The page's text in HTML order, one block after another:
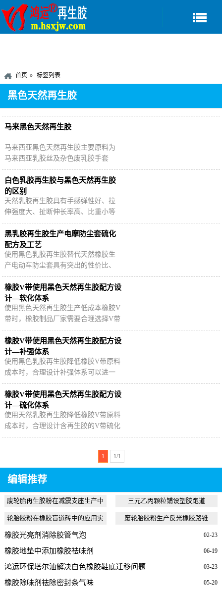
首页 标签列表
黑色天然再生胶
马来黑色天然再生胶
马来西亚黑色天然再生胶主要原料为
马来西亚乳胶丝及杂色废乳胶手套
等，具有高强力、国标无味道、手感
弹性好、扯断伸长率高等特点，在生
产黑色橡胶制品…
白色乳胶再生胶与黑色天然再生胶
的区别
天然乳胶再生胶具有手感弹性好、拉
伸强度大、扯断伸长率高、比重小等
特点，可全部或部分替代天然橡胶生
产制品，市面上的乳胶再生胶以白色
和黑色为主，…
黑乳胶再生胶生产电摩防尘套硫化
配方及工艺
使用黑色乳胶再生胶替代天然橡胶生
产电动车防尘套具有突出的性价比、
环保性和可持续性等优势。通过合理
的硫化配方和炼胶工艺，可以生产出
符合要求的电…
橡胶V带使用黑色天然再生胶配方设
计—软化体系
使用黑色天然再生胶生产低成本橡胶V
带时，橡胶制品厂家需要合理选择V带
各胶层软化体系，协调胶料可塑性、
流动性、黏合性和成品硬度等指标。
橡胶V带使用黑色天然再生胶配方设
计—补强体系
使用黑色乳胶再生胶降低橡胶V带原料
成本时，合理设计补强体系可以进一
步提高橡胶V带物理机械性能，延长制
品使用寿命，那么具体哪些补强剂更
合适？
橡胶V带使用黑色天然再生胶配方设
计—硫化体系
使用天然乳胶再生胶降低橡胶V带原料
成本时，合理设计含再生胶的V带硫化
体系可以进一步改善V带各胶层的加工
1 1/1
编辑推荐
废轮胎再生胶粉在减震支座生产中
的应用
三元乙丙颗粒铺设塑胶跑道
轮胎胶粉在橡胶盲道砖中的应用实
例
废轮胎胶粉生产反光橡胶路锥
02-23
橡胶光亮剂消除胶管气泡
06-19
橡胶地垫中添加橡胶祛味剂
03-23
鸿运环保塔尔油解决白色橡胶鞋底迁移问题
05-20
橡胶除味剂祛除密封条气味